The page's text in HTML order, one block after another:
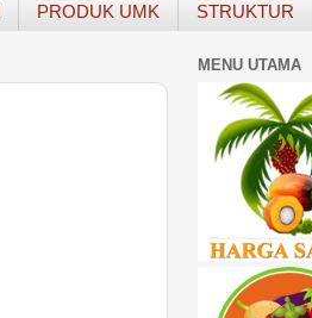
PRODUK UMK STRUKTUR
MENU UTAMA